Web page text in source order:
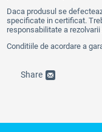
Daca produsul se
specificate in certificat.
responsabilitate a
Conditiile de acordare a
Share